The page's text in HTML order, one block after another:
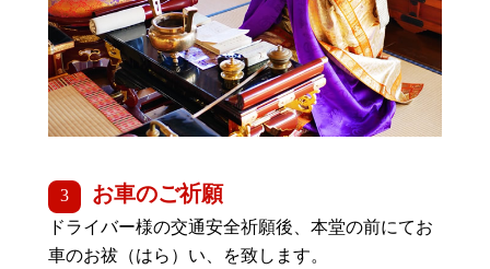
お車のご祈願
ドライバー様の交通安全祈願後、本堂の前にてお
車のお祓（はら）い、を致します。